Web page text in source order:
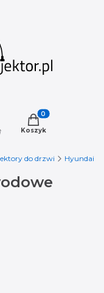
Produkty w
Koszyk
do drzwi Hyundai